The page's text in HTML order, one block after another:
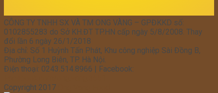
CÔNG TY TNHH SX VÀ TM ONG VÀNG – GPĐKKD số:
0102855283 do Sở KH.ĐT TP.HN cấp ngày 5/8/2008. Thay
đổi lần 6 ngày 26/1/2018
Địa chỉ: Số 1 Huỳnh Tấn Phát, Khu công nghiệp Sài Đồng B,
Phường Long Biên, TP. Hà Nội.
Điện thoại: 0243.514.8966 | Facebook:
Copyright 2017